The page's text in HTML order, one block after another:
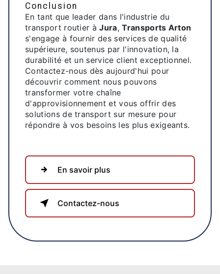
Conclusion
En tant que leader dans l'industrie du
transport routier àJura,Transports Arton
s'engage à fournir des services de qualité
supérieure, soutenus par l'innovation, la
durabilité et un service client exceptionnel.
Contactez-nous dès aujourd'hui pour
découvrir comment nous pouvons
transformer votre chaîne
d'approvisionnement et vous offrir des
solutions de transport sur mesure pour
répondre à vos besoins les plus exigeants.
En savoir plus
Contactez-nous